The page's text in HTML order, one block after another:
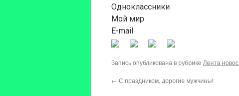
Одноклассники
Мой мир
E-mail
Запись опубликована в рубрике Лента
← С праздником, дорогие мужчины!